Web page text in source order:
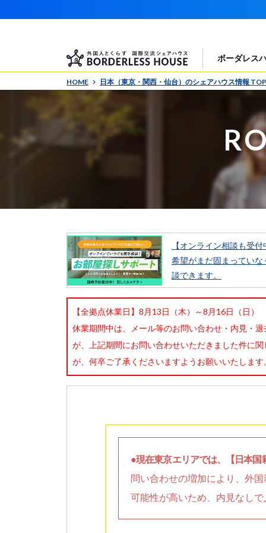
ボーダレス
HOME 日本（東京・関西・仙台）のシェアハウス情報 TOP
【オンライン相談も受付
希望がまだ固まってい
談できます。
【全拠点休業日】8月13日（木）～8月16日（日）
休業期間中は、メール等のお問い合わせ・内見・
が、上記期間にお問い合わせいただきました件に
が、何卒ご了承くださいますようお願いいたします
●現在東京エリアでは、【日本
問い合わせの増加により、外
可能性が高いため、内見なし